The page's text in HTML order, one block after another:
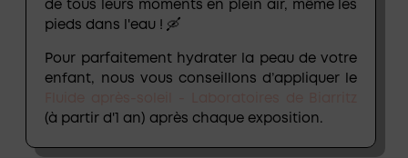
de tous leurs moments en plein air, même les
pieds dans l'eau ! 🛶
Pour parfaitement hydrater la peau de votre
enfant, nous vous conseillons d’appliquer le
(à partir d'1 an) après chaque exposition.